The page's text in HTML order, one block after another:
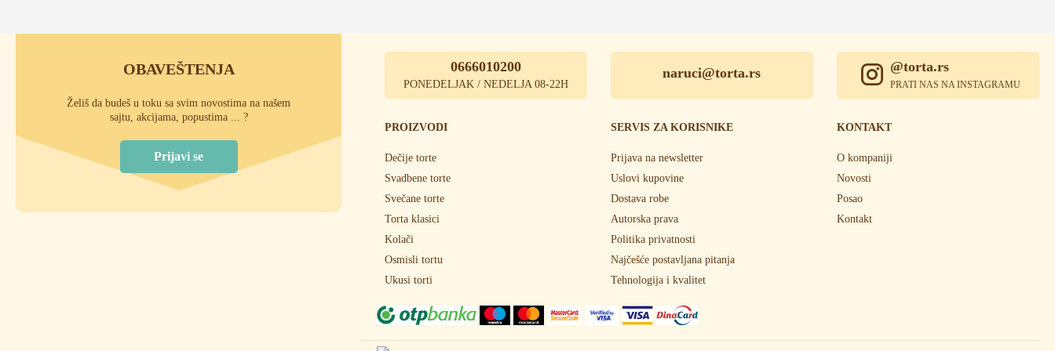
OBAVEŠTENJA
Želiš da budeš u toku sa svim novostima na našem
sajtu, akcijama, popustima ... ?
Prijavi se
0666010200
PONEDELJAK / NEDELJA 08-22H
naruci@torta.rs @torta.rs
PRATI NAS NA INSTAGRAMU
PROIZVODI
Dečije torte
Svadbene torte
Svečane torte
Torta klasici
Kolači
Osmisli tortu
Ukusi torti
SERVIS ZA KORISNIKE
Prijava na newsletter
Uslovi kupovine
Dostava robe
Autorska prava
Politika privatnosti
Najčešće postavljana pitanja
Tehnologija i kvalitet
KONTAKT
O kompaniji
Novosti
Posao
Kontakt